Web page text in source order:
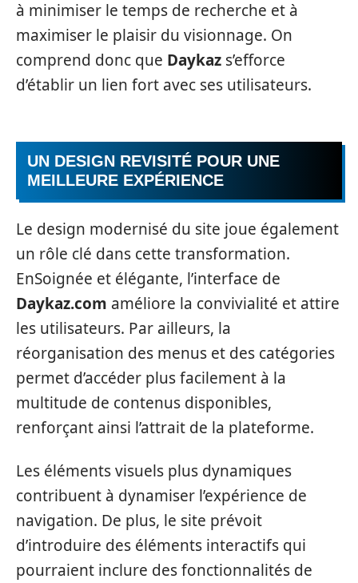
à minimiser le temps de recherche et à
maximiser le plaisir du visionnage. On
comprend donc que Daykaz s’efforce
d’établir un lien fort avec ses utilisateurs.
UN DESIGN REVISITÉ POUR UNE
MEILLEURE EXPÉRIENCE
Le design modernisé du site joue également
un rôle clé dans cette transformation.
EnSoignée et élégante, l’interface de
Daykaz.com améliore la convivialité et attire
les utilisateurs. Par ailleurs, la
réorganisation des menus et des catégories
permet d’accéder plus facilement à la
multitude de contenus disponibles,
renforçant ainsi l’attrait de la plateforme.
Les éléments visuels plus dynamiques
contribuent à dynamiser l’expérience de
navigation. De plus, le site prévoit
d’introduire des éléments interactifs qui
pourraient inclure des fonctionnalités de